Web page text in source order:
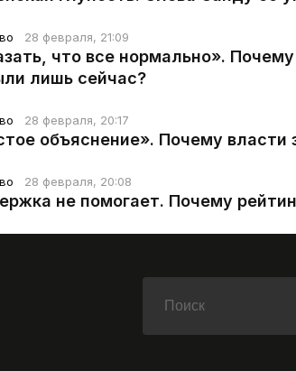
28 февраля, 21:09
что все нормально».
лишь сейчас?
28 февраля, 20:17
объяснение». Почему
28 февраля, 20:08
не помогает. Почему